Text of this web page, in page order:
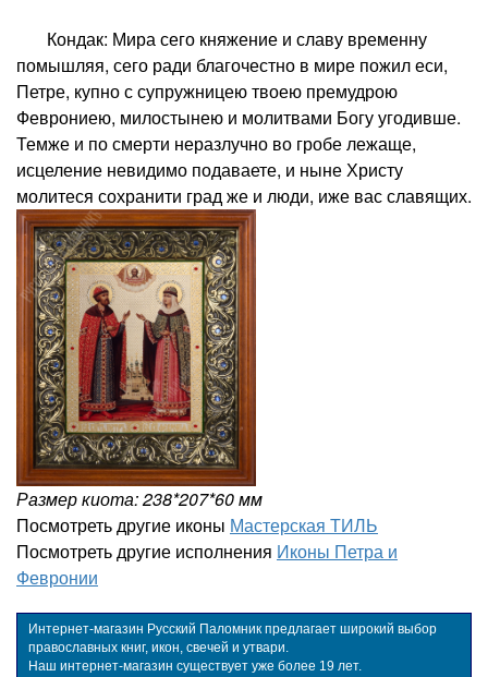
Кондак: Мира сего княжение и славу временну
помышляя, сего ради благочестно в мире пожил еси,
Петре, купно с супружницею твоею премудрою
Феврониею, милостынею и молитвами Богу угодивше.
Темже и по смерти неразлучно во гробе лежаще,
исцеление невидимо подаваете, и ныне Христу
молитеся сохранити град же и люди, иже вас славящих.
Размер киота: 238*207*60 мм
Посмотреть другие иконы Мастерская ТИЛЬ
Посмотреть другие исполнения Иконы Петра и
Февронии
Интернет-магазин Русский Паломник предлагает широкий выбор
православных книг, икон, свечей и утвари.
Наш интернет-магазин существует уже более 19 лет.